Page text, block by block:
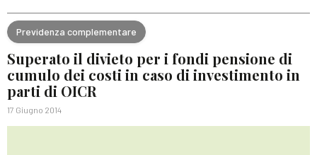
Previdenza complementare
Superato il divieto per i fondi pensione di
cumulo dei costi in caso di investimento in
parti di OICR
17 Giugno 2014